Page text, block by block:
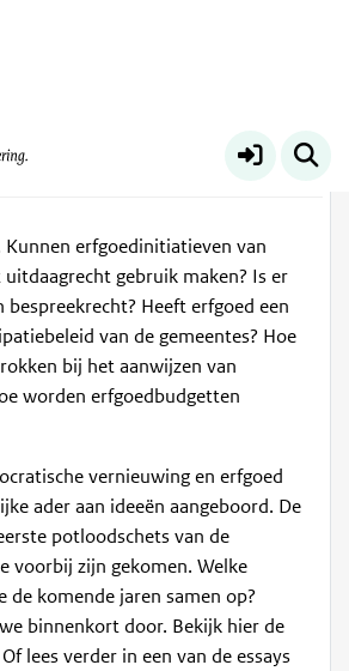
Kunnen erfgoedinitiatieven van
gebruik maken? Is er
bespreekrecht? Heeft erfgoed een
van de gemeentes? Hoe
bij het aanwijzen van
worden erfgoedbudgetten
vernieuwing en erfgoed
ader aan ideeën aangeboord. De
potloodschets van de
voorbij zijn gekomen. Welke
de komende jaren samen op?
binnenkort door. Bekijk hier de
lees verder in een van de essays